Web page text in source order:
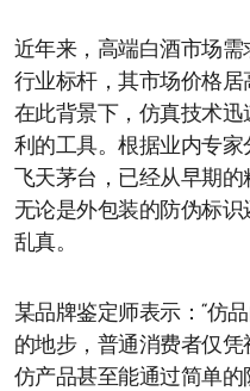
近年来，高端白酒市场
行业标杆，其市场价格居
在此背景下，仿真技术
利的工具。根据业内专
飞天茅台，已经从早期的
无论是外包装的防伪标
乱真。
某品牌鉴定师表示：“仿
的地步，普通消费者仅
仿产品甚至能通过简单的